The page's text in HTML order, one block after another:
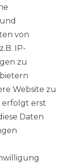
VERSAND
von
IP-
zu
Website zu
erfolgt erst
Daten